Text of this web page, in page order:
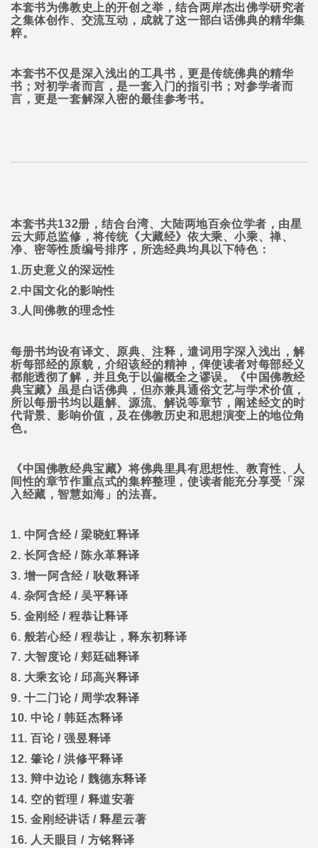
本套书为佛教史上的开创之举，结合两岸杰出佛学研究者
之集体创作、交流互动，成就了这一部白话佛典的精华集
粹。
本套书不仅是深入浅出的工具书，更是传统佛典的精华
书；对初学者而言，是一套入门的指引书；对参学者而
言，更是一套解深入密的最佳参考书。
本套书共132册，结合台湾、大陆两地百余位学者，由星
云大师总监修，将传统《大藏经》依大乘、小乘、禅、
净、密等性质编号排序，所选经典均具以下特色：
1.历史意义的深远性
2.中国文化的影响性
3.人间佛教的理念性
每册书均设有译文、原典、注释，遣词用字深入浅出，解
析每部经的原貌，介绍该经的精神，俾使读者对每部经义
都能透彻了解，并且免于以偏概全之谬误。《中国佛教经
典宝藏》虽是白话佛典，但亦兼具通俗文艺与学术价值，
所以每册书均以题解、源流、解说等章节，阐述经文的时
代背景、影响价值，及在佛教历史和思想演变上的地位角
色。
《中国佛教经典宝藏》将佛典里具有思想性、教育性、人
间性的章节作重点式的集粹整理，使读者能充分享受「深
入经藏，智慧如海」的法喜。
1. 中阿含经/梁晓虹释译
2. 长阿含经/ 陈永革释译
3. 增一阿含经/ 耿敬释译
4. 杂阿含经/吴平释译
5. 金刚经/程恭让释译
6. 般若心经/程恭让，释东初释译
7. 大智度论/郏廷础释译
8. 大乘玄论/邱高兴释译
9. 十二门论/ 周学农释译
10. 中论/韩廷杰释译
11.百论/强昱释译
12.肇论/洪修平释译
13.辩中边论/ 魏德东释译
14. 空的哲理 / 释道安著
15.金刚经讲话 /释星云著
16. 人天眼目 / 方铭释译